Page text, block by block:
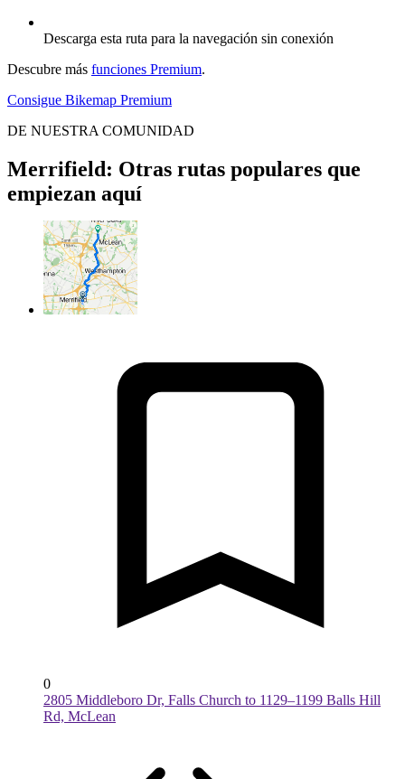
Descarga esta ruta para la navegación sin conexión
Descubre más funciones Premium.
Consigue Bikemap Premium
DE NUESTRA COMUNIDAD
Merrifield: Otras rutas populares que
empiezan aquí
0
2805 Middleboro Dr, Falls Church to 1129–1199 Balls Hill
Rd, McLean